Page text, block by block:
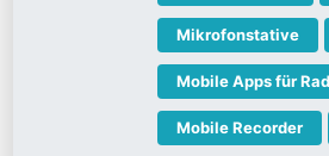
Mikrofonstative
Mobile Apps für
Mobile Recorder